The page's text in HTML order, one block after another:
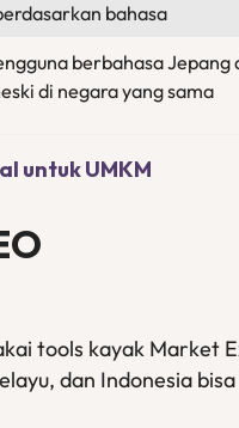
bahasa
berbahasa Jepang
di negara yang sama
untuk UMKM
tools kayak Market
dan Indonesia